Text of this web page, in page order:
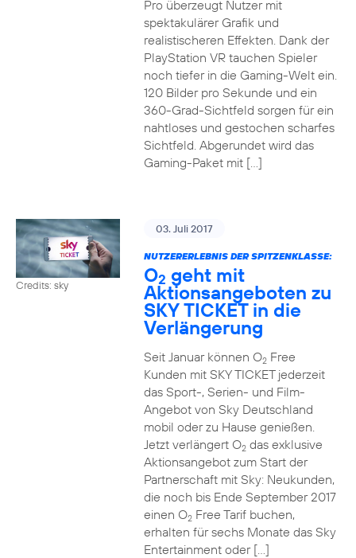
Pro überzeugt Nutzer mit
spektakulärer Grafik und
realistischeren Effekten. Dank der
PlayStation VR tauchen Spieler
noch tiefer in die Gaming-Welt ein.
120 Bilder pro Sekunde und ein
360-Grad-Sichtfeld sorgen für ein
nahtloses und gestochen scharfes
Sichtfeld. Abgerundet wird das
Gaming-Paket mit […]
Credits: sky
03. Juli 2017
NUTZERERLEBNIS DER SPITZENKLASSE:
O2 geht mit
Aktionsangeboten zu
SKY TICKET in die
Verlängerung
Seit Januar können O2Free
Kunden mit SKY TICKET jederzeit
das Sport-, Serien- und Film-
Angebot von Sky Deutschland
mobil oder zu Hause genießen.
Jetzt verlängert O2das exklusive
Aktionsangebot zum Start der
Partnerschaft mit Sky: Neukunden,
die noch bis Ende September 2017
einen O2Free Tarif buchen,
erhalten für sechs Monate das Sky
Entertainment oder […]